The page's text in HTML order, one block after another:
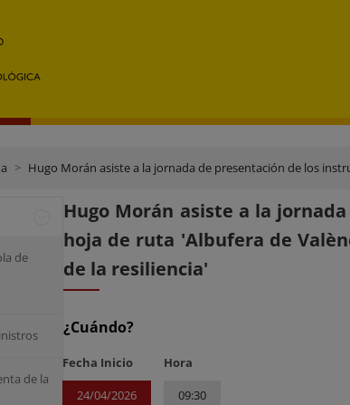
Hugo Morán asiste a la jornada de presentación de los instrumentos de
de
de la
Hugo Morán asiste a la
hoja de ruta 'Albufera de
de la resiliencia'
¿Cuándo?
Fecha Inicio
24/04/2026
Hora
09:30